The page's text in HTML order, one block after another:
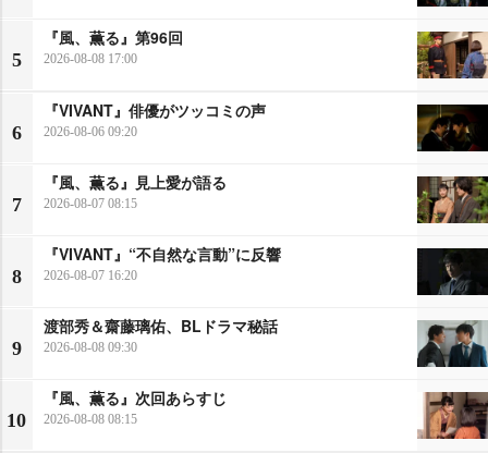
5
『風、薫る』第96回
2026-08-08 17:00
6
『VIVANT』俳優がツッコミの声
2026-08-06 09:20
7
『風、薫る』見上愛が語る
2026-08-07 08:15
8
『VIVANT』“不自然な言動”に反響
2026-08-07 16:20
9
渡部秀＆齋藤璃佑、BLドラマ秘話
2026-08-08 09:30
10
『風、薫る』次回あらすじ
2026-08-08 08:15